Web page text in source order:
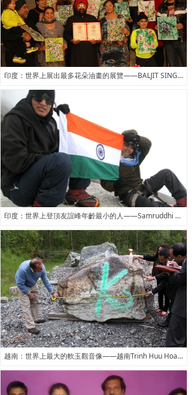
印度：世界上展出最多花朵油畫的展覽——BALJIT SINGH CHADHA油畫展覽
印度：世界上登頂友誼峰年齡最小的人——Samruddhi Prashant Bhutkar
越南：世界上最大的軟玉觀音像——越南Trinh Huu Hoa收藏的軟玉觀音像